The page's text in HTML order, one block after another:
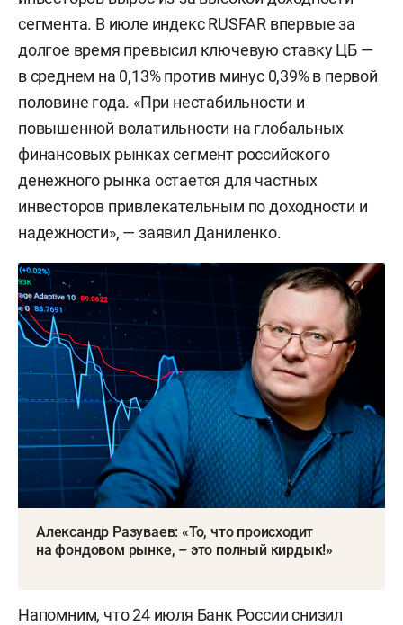
сегмента. В июле индекс RUSFAR впервые за
долгое время превысил ключевую ставку ЦБ —
в среднем на 0,13% против минус 0,39% в первой
половине года. «При нестабильности и
повышенной волатильности на глобальных
финансовых рынках сегмент российского
денежного рынка остается для частных
инвесторов привлекательным по доходности и
надежности», — заявил Даниленко.
Александр Разуваев: «То, что происходит
на фондовом рынке, – это полный кирдык!»
Напомним, что 24 июля Банк Россииснизил